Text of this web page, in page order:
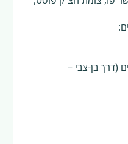
(דרך בן-צבי –